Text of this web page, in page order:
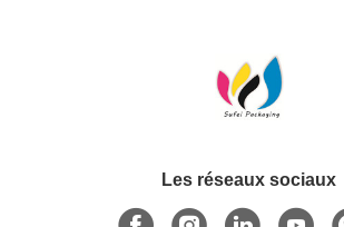
Les réseaux sociaux